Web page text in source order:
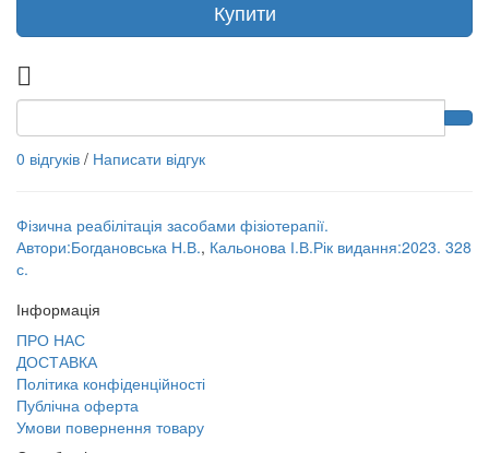
Купити
0 відгуків / Написати відгук
Фізична реабілітація засобами фізіотерапії.
Автори:Богдановська Н.В., Кальонова І.В.Рік видання:2023. 328
с.
Інформація
ПРО НАС
ДОСТАВКА
Політика конфіденційності
Публічна оферта
Умови повернення товару